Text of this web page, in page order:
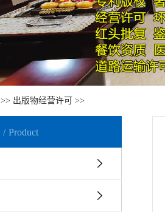
>> 出版物经营许可 >>
Product